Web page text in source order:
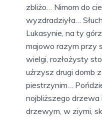
zbliżo… Nimom do
wyzdradziyła…
Lukasynie, na ty
majowo razym przy
wielgi, rozłożysty
uźrzysz drugi domb
piestrzynim…
nojbliższego drzewa
drzewym, w ziymi,